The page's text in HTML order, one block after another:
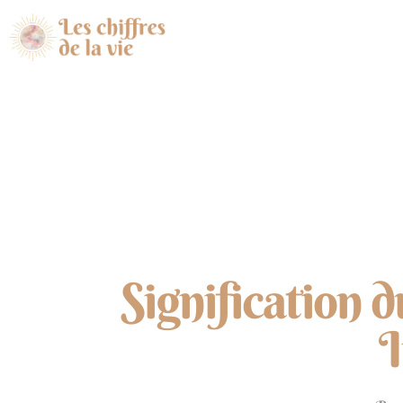
Signification